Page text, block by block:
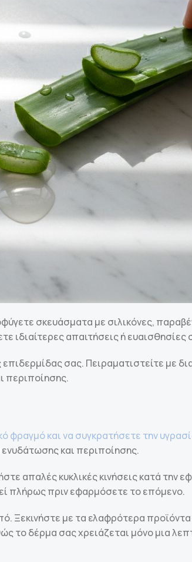
σκευάσματα με σιλικόνες,
ιδιαίτερες απαιτήσεις ή
σας. Πειραματιστείτε με
περιποίησης.
φραγμό και να συγκρατήσετε την
και περιποίησης.
απαλές κυκλικές κινήσεις κατά την
πλήρως πριν εφαρμόσετε το επόμενο.
Ξεκινήστε με τα ελαφρότερα
το δέρμα σας χρειάζεται μόνο μια